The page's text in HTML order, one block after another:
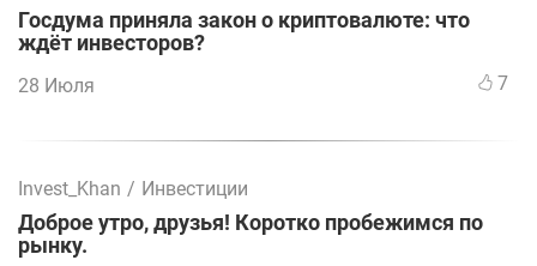
Госдума приняла закон о криптовалюте: что
ждёт инвесторов?
28 Июля 7
Invest_Khan / Инвестиции
Доброе утро, друзья! Коротко пробежимся по
рынку.